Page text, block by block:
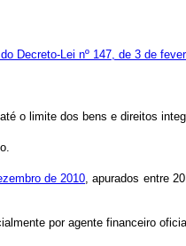
Decreto-Lei nº 147, de 3 de
o limite dos bens e direitos
de 2010, apurados entre
por agente financeiro